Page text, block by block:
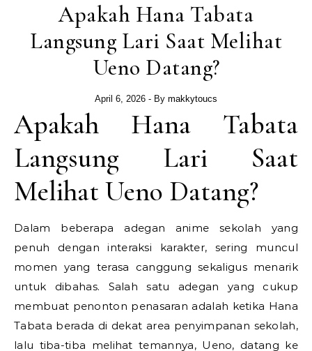
Apakah Hana Tabata
Langsung Lari Saat Melihat
Ueno Datang?
April 6, 2026 - By makkytoucs
Apakah Hana Tabata
Langsung Lari Saat
Melihat Ueno Datang?
Dalam beberapa adegan anime sekolah yang
penuh dengan interaksi karakter, sering muncul
momen yang terasa canggung sekaligus menarik
untuk dibahas. Salah satu adegan yang cukup
membuat penonton penasaran adalah ketika Hana
Tabata berada di dekat area penyimpanan sekolah,
lalu tiba-tiba melihat temannya, Ueno, datang ke